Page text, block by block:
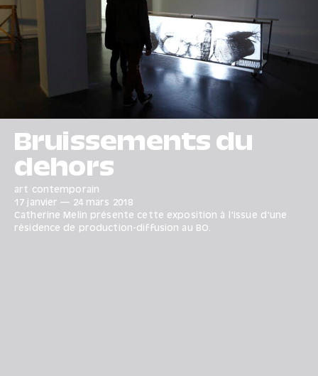
Bruissements du
dehors
art contemporain
17 janvier — 24 mars 2018
Catherine Melin présente cette exposition à l’issue d’une
résidence de production-diffusion au BO.